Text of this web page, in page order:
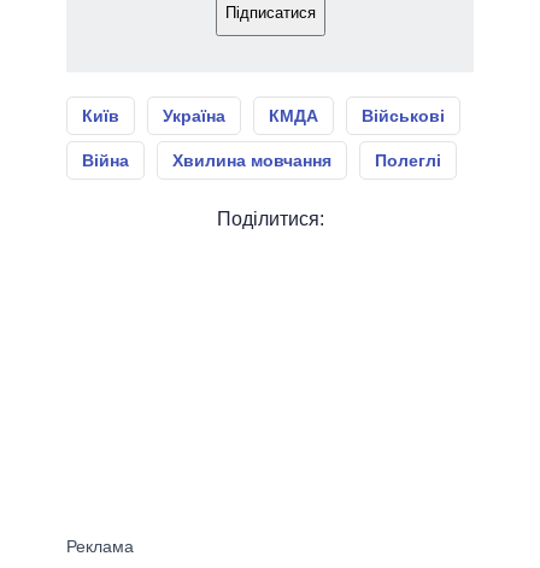
Підписатися
Київ Україна КМДА Військові
Війна Хвилина мовчання Полеглі
Поділитися: